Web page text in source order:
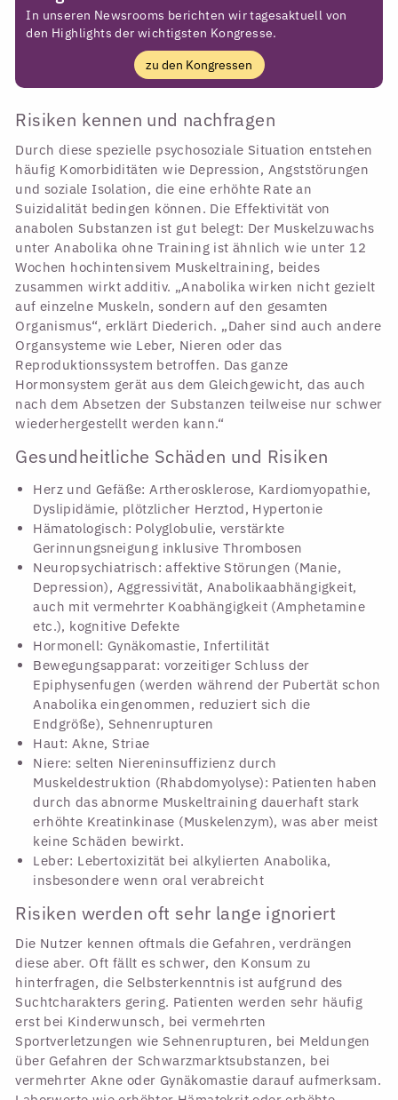
In unseren Newsrooms berichten wir tagesaktuell von
den Highlights der wichtigsten Kongresse.
zu den Kongressen
Risiken kennen und nachfragen
Durch diese spezielle psychosoziale Situation entstehen
häufig Komorbiditäten wie Depression, Angststörungen
und soziale Isolation, die eine erhöhte Rate an
Suizidalität bedingen können. Die Effektivität von
anabolen Substanzen ist gut belegt: Der Muskelzuwachs
unter Anabolika ohne Training ist ähnlich wie unter 12
Wochen hochintensivem Muskeltraining, beides
zusammen wirkt additiv. „Anabolika wirken nicht gezielt
auf einzelne Muskeln, sondern auf den gesamten
Organismus“, erklärt Diederich. „Daher sind auch andere
Organsysteme wie Leber, Nieren oder das
Reproduktionssystem betroffen. Das ganze
Hormonsystem gerät aus dem Gleichgewicht, das auch
nach dem Absetzen der Substanzen teilweise nur schwer
wiederhergestellt werden kann.“
Gesundheitliche Schäden und Risiken
Herz und Gefäße: Artherosklerose, Kardiomyopathie,
Dyslipidämie, plötzlicher Herztod, Hypertonie
Hämatologisch: Polyglobulie, verstärkte
Gerinnungsneigung inklusive Thrombosen
Neuropsychiatrisch: affektive Störungen (Manie,
Depression), Aggressivität, Anabolikaabhängigkeit,
auch mit vermehrter Koabhängigkeit (Amphetamine
etc.), kognitive Defekte
Hormonell: Gynäkomastie, Infertilität
Bewegungsapparat: vorzeitiger Schluss der
Epiphysenfugen (werden während der Pubertät schon
Anabolika eingenommen, reduziert sich die
Endgröße), Sehnenrupturen
Haut: Akne, Striae
Niere: selten Niereninsuffizienz durch
Muskeldestruktion (Rhabdomyolyse): Patienten haben
durch das abnorme Muskeltraining dauerhaft stark
erhöhte Kreatinkinase (Muskelenzym), was aber meist
keine Schäden bewirkt.
Leber: Lebertoxizität bei alkylierten Anabolika,
insbesondere wenn oral verabreicht
Risiken werden oft sehr lange ignoriert
Die Nutzer kennen oftmals die Gefahren, verdrängen
diese aber. Oft fällt es schwer, den Konsum zu
hinterfragen, die Selbsterkenntnis ist aufgrund des
Suchtcharakters gering. Patienten werden sehr häufig
erst bei Kinderwunsch, bei vermehrten
Sportverletzungen wie Sehnenrupturen, bei Meldungen
über Gefahren der Schwarzmarktsubstanzen, bei
vermehrter Akne oder Gynäkomastie darauf aufmerksam.